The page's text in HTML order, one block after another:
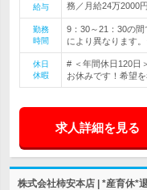
給与
務／月給24万2000
勤務
時間
9：30～21：30の
により異なります
休日
休暇
# ＜年間休日120日
お休みです！希望
求人詳細を見る
株式会社柿安本店 | *産育休*